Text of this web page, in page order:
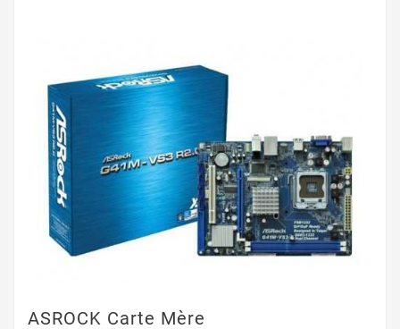
ASROCK Carte Mère